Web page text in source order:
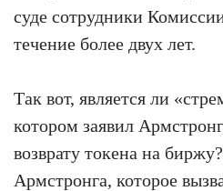
суде сотрудники
течение более двух лет.
Так вот, является ли
котором заявил
возврату токена на
Армстронга, которое